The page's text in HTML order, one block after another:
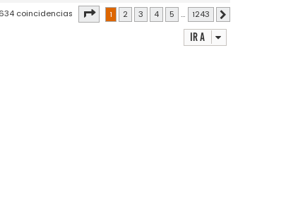
coincidencias
Página1 de 1243
1 2 3 4 5 … 1243
Ir a